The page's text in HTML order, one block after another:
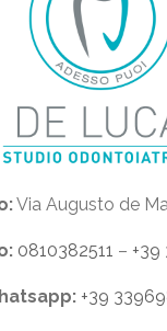
Via Augusto de
0810382511 –
+39